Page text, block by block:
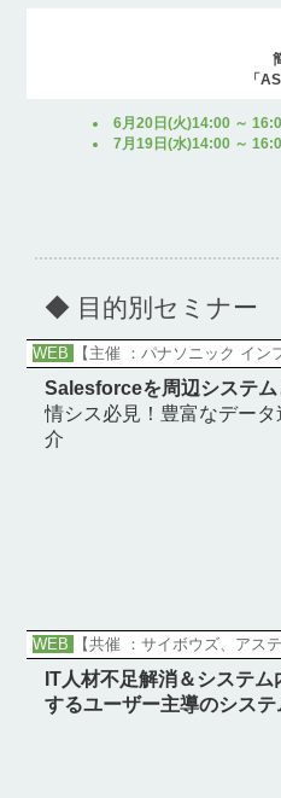
「
6月20日(火)14:00 ～
7月19日(水)14:00 ～
◆ 目的別セミナー
WEB 【主催 ：パナソニック イン
Salesforceを周辺システ
情シス必見！豊富なデー
介
WEB 【共催 ：サイボウズ、アス
IT人材不足解消＆システ
するユーザー主導のシス